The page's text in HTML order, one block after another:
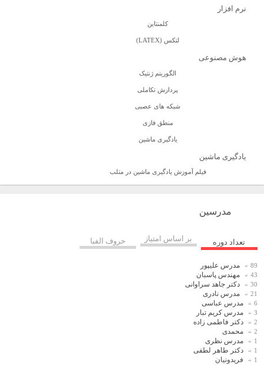
نرم افزار
کلمنتاین
لتکس (LATEX)
هوش مصنوعی
الگوریتم ژنتیک
پردازش تکاملی
شبکه های عصبی
منطق فازی
یادگیری ماشین
یادگیری ماشین
فیلم آموزش یادگیری ماشین در متلب
مدرسین
تعداد دوره بر اساس امتیاز حروف الفبا
89 مدرس علیپور
43 مهندس پاسبان
30 دکتر جاهد سراوانی
21 مدرس نادری
6 مدرس عباسی
3 مدرس کریم تبار
2 دکتر فاطمی زاده
2 محمدی
1 مدرس نظری
1 دکتر طاهر لطفی
1 فریدونیان